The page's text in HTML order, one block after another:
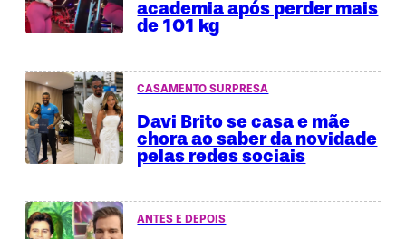
academia após perder mais
de 101 kg
CASAMENTO SURPRESA
Davi Brito se casa e mãe
chora ao saber da novidade
pelas redes sociais
ANTES E DEPOIS